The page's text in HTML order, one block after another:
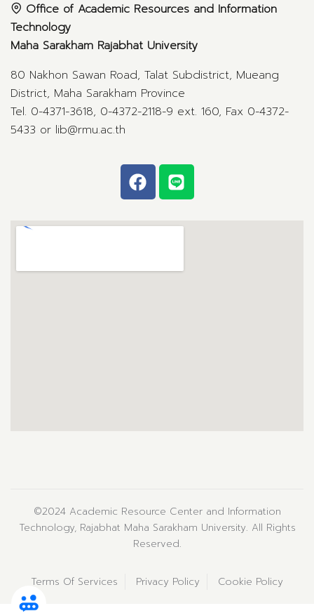
Office of Academic Resources and Information
Technology
Maha Sarakham Rajabhat University
80 Nakhon Sawan Road, Talat Subdistrict, Mueang
District, Maha Sarakham Province
Tel. 0-4371-3618, 0-4372-2118-9 ext. 160, Fax 0-4372-
5433 or lib@rmu.ac.th
©2024 Academic Resource Center and Information
Technology, Rajabhat Maha Sarakham University. All Rights
Reserved.
Terms Of Services Privacy Policy Cookie Policy